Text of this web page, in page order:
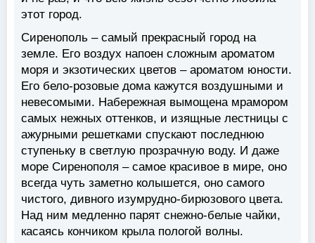
этот город.
Сиренополь – самый прекрасный город на
земле. Его воздух напоен сложным ароматом
моря и экзотических цветов – ароматом юности.
Его бело-розовые дома кажутся воздушными и
невесомыми. Набережная вымощена мрамором
самых нежных оттенков, и изящные лестницы с
ажурными решетками спускают последнюю
ступеньку в светлую прозрачную воду. И даже
море Сиренополя – самое красивое в мире, оно
всегда чуть заметно колышется, оно самого
чистого, дивного изумрудно-бирюзового цвета.
Над ним медленно парят снежно-белые чайки,
касаясь кончиком крыла пологой волны.